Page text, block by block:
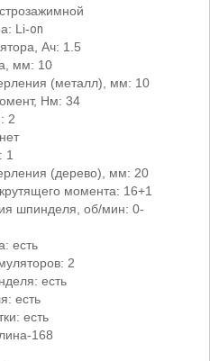
Li-on
Ач: 1.5
мм: 10
(металл), мм: 10
Нм: 34
2
1
(дерево), мм: 20
момента: 16+1
шпинделя, об/мин: 0-
есть
2
есть
есть
есть
168